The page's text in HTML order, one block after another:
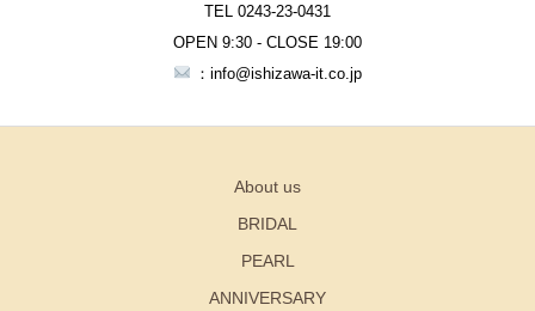
TEL 0243-23-0431
OPEN 9:30 - CLOSE 19:00
：info@ishizawa-it.co.jp
About us
BRIDAL
PEARL
ANNIVERSARY